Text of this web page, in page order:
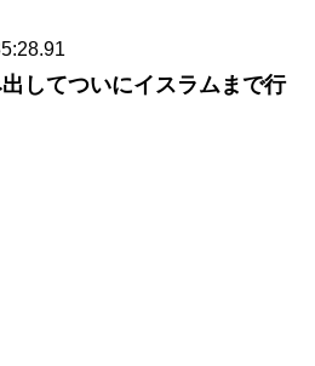
してついにイスラムまで行